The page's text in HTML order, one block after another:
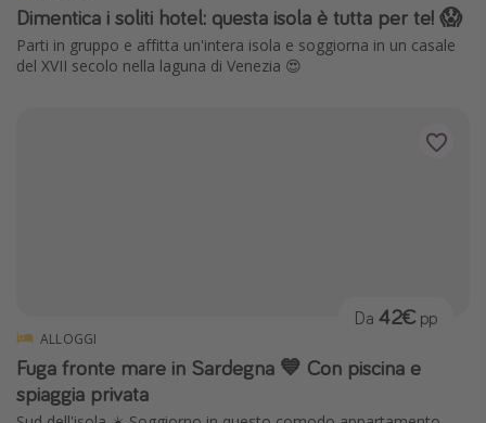
Dimentica i soliti hotel: questa isola è tutta per te! 😱
Parti in gruppo e affitta un'intera isola e soggiorna in un casale
del XVII secolo nella laguna di Venezia 😍
ALLOGGI
Fuga fronte mare in Sardegna 💙 Con piscina e
spiaggia privata
Da 42€ pp